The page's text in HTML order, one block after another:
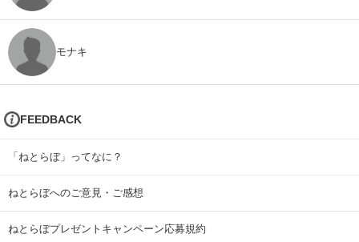
モナキ
FEEDBACK
「ねとらぼ」ってなに？
ねとらぼへのご意見・ご感想
ねとらぼプレゼントキャンペーン応募規約